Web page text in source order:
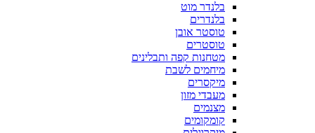
בלנדר מוט
בלנדרים
טוסטר אובן
טוסטרים
מטחנות קפה ותבלינים
מיחמים לשבת
מיקסרים
מעבדי מזון
מצנמים
קומקומים